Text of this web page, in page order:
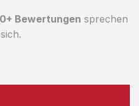
Bewertungen sprechen